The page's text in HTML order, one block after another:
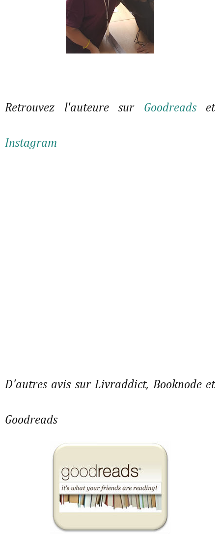
Retrouvez l'auteure sur Goodreadset
Instagram
D'autres avis sur Livraddict, Booknode et
Goodreads